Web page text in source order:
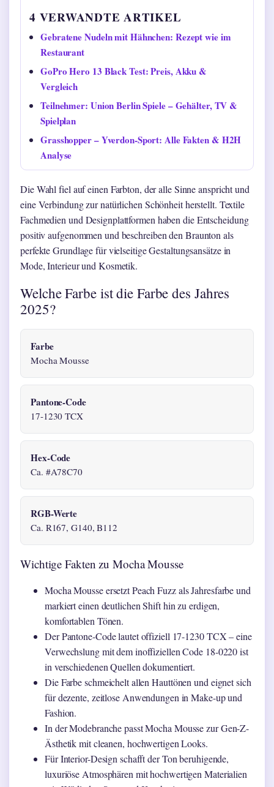
4 VERWANDTE ARTIKEL
Gebratene Nudeln mit Hähnchen: Rezept wie im
Restaurant
GoPro Hero 13 Black Test: Preis, Akku &
Vergleich
Teilnehmer: Union Berlin Spiele – Gehälter, TV &
Spielplan
Grasshopper – Yverdon-Sport: Alle Fakten & H2H
Analyse
Die Wahl fiel auf einen Farbton, der alle Sinne anspricht und
eine Verbindung zur natürlichen Schönheit herstellt. Textile
Fachmedien und Designplattformen haben die Entscheidung
positiv aufgenommen und beschreiben den Braunton als
perfekte Grundlage für vielseitige Gestaltungsansätze in
Mode, Interieur und Kosmetik.
Welche Farbe ist die Farbe des Jahres
2025?
Farbe
Mocha Mousse
Pantone-Code
17-1230 TCX
Hex-Code
Ca. #A78C70
RGB-Werte
Ca. R167, G140, B112
Wichtige Fakten zu Mocha Mousse
Mocha Mousse ersetzt Peach Fuzz als Jahresfarbe und
markiert einen deutlichen Shift hin zu erdigen,
komfortablen Tönen.
Der Pantone-Code lautet offiziell 17-1230 TCX – eine
Verwechslung mit dem inoffiziellen Code 18-0220 ist
in verschiedenen Quellen dokumentiert.
Die Farbe schmeichelt allen Hauttönen und eignet sich
für dezente, zeitlose Anwendungen in Make-up und
Fashion.
In der Modebranche passt Mocha Mousse zur Gen-Z-
Ästhetik mit cleanen, hochwertigen Looks.
Für Interior-Design schafft der Ton beruhigende,
luxuriöse Atmosphären mit hochwertigen Materialien